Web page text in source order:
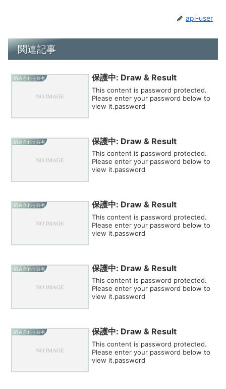
api-user
関連記事
組み合わせ共有 保護中: Draw & Result
This content is password protected.
Please enter your password below to
view it.password
組み合わせ共有 保護中: Draw & Result
This content is password protected.
Please enter your password below to
view it.password
組み合わせ共有 保護中: Draw & Result
This content is password protected.
Please enter your password below to
view it.password
組み合わせ共有 保護中: Draw & Result
This content is password protected.
Please enter your password below to
view it.password
組み合わせ共有 保護中: Draw & Result
This content is password protected.
Please enter your password below to
view it.password